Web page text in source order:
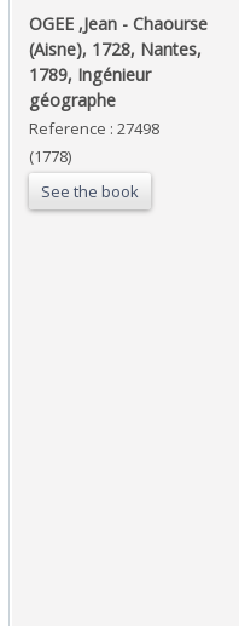
‎OGEE ,Jean - Chaourse
(Aisne), 1728, Nantes,
1789, Ingénieur
géographe‎
Reference : 27498
(1778)
See the book